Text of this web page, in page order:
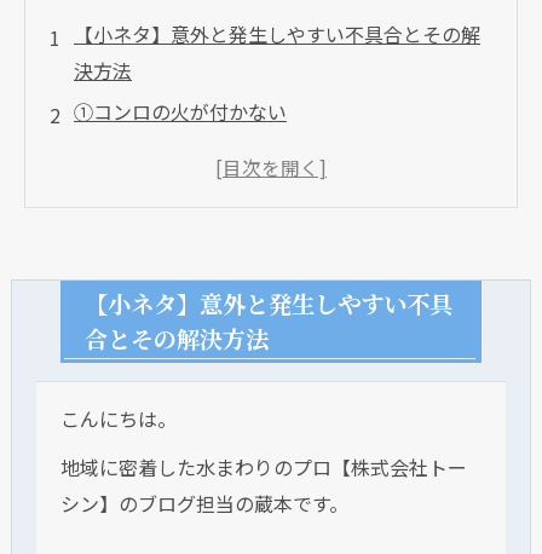
【小ネタ】意外と発生しやすい不具合とその解
決方法
①コンロの火が付かない
②コンロの火がすぐに消える
【小ネタ】意外と発生しやすい不具
合とその解決方法
こんにちは。
地域に密着した水まわりのプロ【株式会社トー
シン】のブログ担当の蔵本です。